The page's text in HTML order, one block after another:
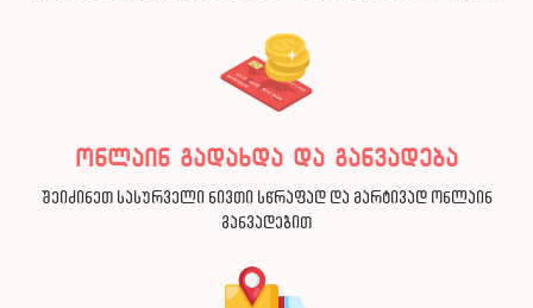
ონლაინ გადახდა და განვადება
შეიძინეთ სასურველი ნივთი სწრაფად და მარტივად ონლაინ
განვადებით